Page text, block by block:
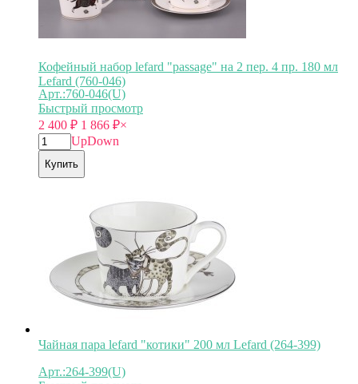
Кофейный набор lefard "passage" на 2 пер. 4 пр. 180 мл
Lefard (760-046)
Арт.:760-046(U)
Быстрый просмотр
2 400 ₽ 1 866 ₽×
UpDown
Купить
Чайная пара lefard "котики" 200 мл Lefard (264-399)
Арт.:264-399(U)